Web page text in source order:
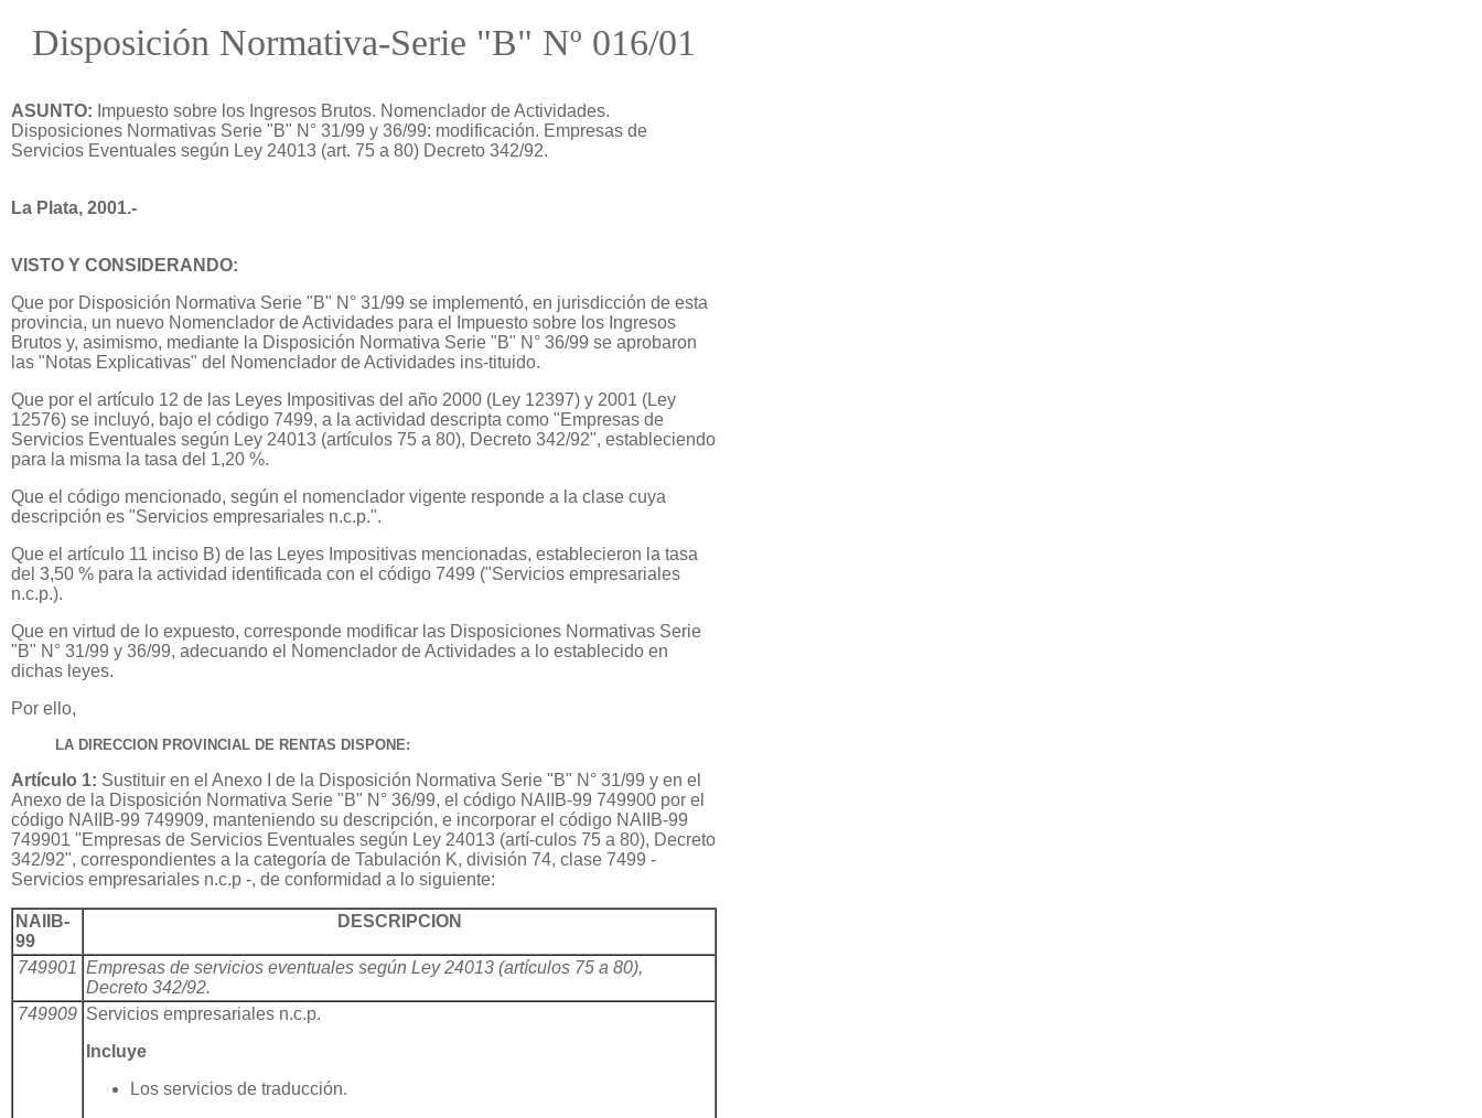
Disposición Normativa-Serie "B" Nº 016/01
ASUNTO: Impuesto sobre los Ingresos Brutos. Nomenclador de Actividades.
Disposiciones Normativas Serie "B" N° 31/99 y 36/99: modificación. Empresas de
Servicios Eventuales según Ley 24013 (art. 75 a 80) Decreto 342/92.
La Plata, 2001.-
VISTO Y CONSIDERANDO:
Que por Disposición Normativa Serie "B" N° 31/99 se implementó, en jurisdicción de esta
provincia, un nuevo Nomenclador de Actividades para el Impuesto sobre los Ingresos
Brutos y, asimismo, mediante la Disposición Normativa Serie "B" N° 36/99 se aprobaron
las "Notas Explicativas" del Nomenclador de Actividades ins-tituido.
Que por el artículo 12 de las Leyes Impositivas del año 2000 (Ley 12397) y 2001 (Ley
12576) se incluyó, bajo el código 7499, a la actividad descripta como "Empresas de
Servicios Eventuales según Ley 24013 (artículos 75 a 80), Decreto 342/92", estableciendo
para la misma la tasa del 1,20 %.
Que el código mencionado, según el nomenclador vigente responde a la clase cuya
descripción es "Servicios empresariales n.c.p.".
Que el artículo 11 inciso B) de las Leyes Impositivas mencionadas, establecieron la tasa
del 3,50 % para la actividad identificada con el código 7499 ("Servicios empresariales
n.c.p.).
Que en virtud de lo expuesto, corresponde modificar las Disposiciones Normativas Serie
"B" N° 31/99 y 36/99, adecuando el Nomenclador de Actividades a lo establecido en
dichas leyes.
Por ello,
LA DIRECCION PROVINCIAL DE RENTAS DISPONE:
Artículo 1: Sustituir en el Anexo I de la Disposición Normativa Serie "B" N° 31/99 y en el
Anexo de la Disposición Normativa Serie "B" N° 36/99, el código NAIIB-99 749900 por el
código NAIIB-99 749909, manteniendo su descripción, e incorporar el código NAIIB-99
749901 "Empresas de Servicios Eventuales según Ley 24013 (artí-culos 75 a 80), Decreto
342/92", correspondientes a la categoría de Tabulación K, división 74, clase 7499 -
Servicios empresariales n.c.p -, de conformidad a lo siguiente:
NAIIB-
99
DESCRIPCION
749901 Empresas de servicios eventuales según Ley 24013 (artículos 75 a 80),
Decreto 342/92.
749909 Servicios empresariales n.c.p.
Incluye
Los servicios de traducción.